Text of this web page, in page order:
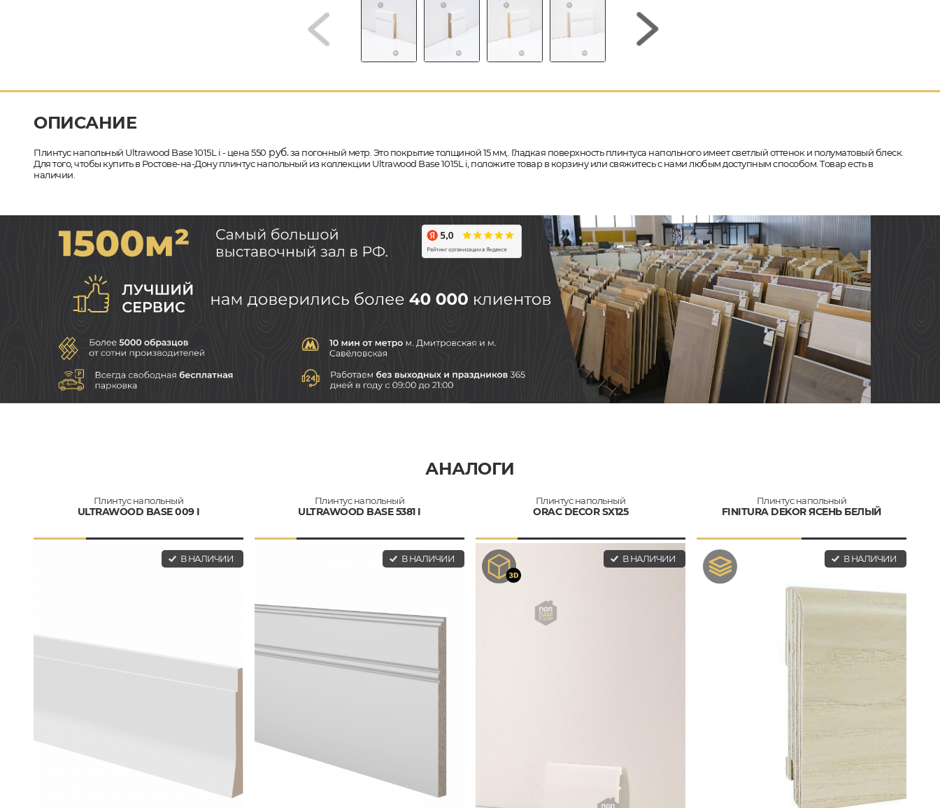
ОПИСАНИЕ
Плинтус напольный Ultrawood Base 1015L i - цена 550 руб.за погонный метр. Это покрытие толщиной 15 мм,. Гладкая поверхность плинтуса напольного имеет светлый оттенок и полуматовый блеск.
Для того, чтобы купить в Ростове-на-Дону плинтус напольный из коллекции Ultrawood Base 1015L i, положите товар в корзину или свяжитесь с нами любым доступным способом. Товар есть в
наличии.
АНАЛОГИ
Плинтус напольный
ULTRAWOOD BASE 009 I
В НАЛИЧИИ
Плинтус напольный
ULTRAWOOD BASE 5381 I
В НАЛИЧИИ
Плинтус напольный
ORAC DECOR SX125
В НАЛИЧИИ
Плинтус напольный
FINITURA DEKOR ЯСЕНЬ БЕЛЫЙ
В НАЛИЧИИ